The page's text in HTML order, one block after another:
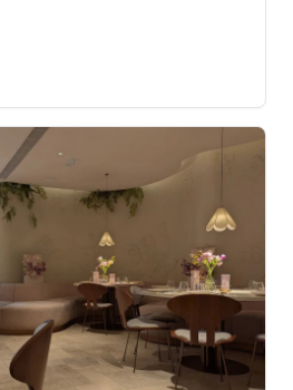
味帶到香港中心地帶。餐廳以清
可選擇六道菜品嚐菜單（每位起
及 beshbarmaq（麵糰包裹牛肉
餐廳逢星期二至日午市及晚市營
豪區伊利近街32號。